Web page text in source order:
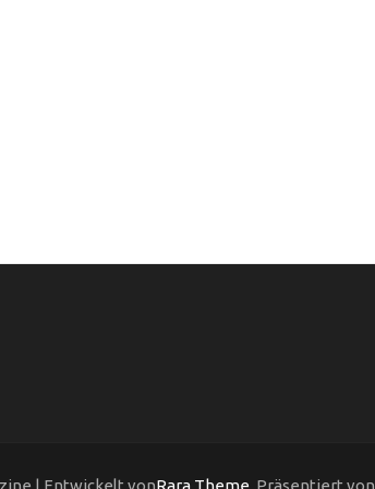
| Entwickelt vonRara Theme . Präsentiert von